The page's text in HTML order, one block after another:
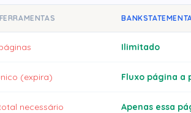
Ilimitado
(expira) Fluxo página a
necessário Apenas essa